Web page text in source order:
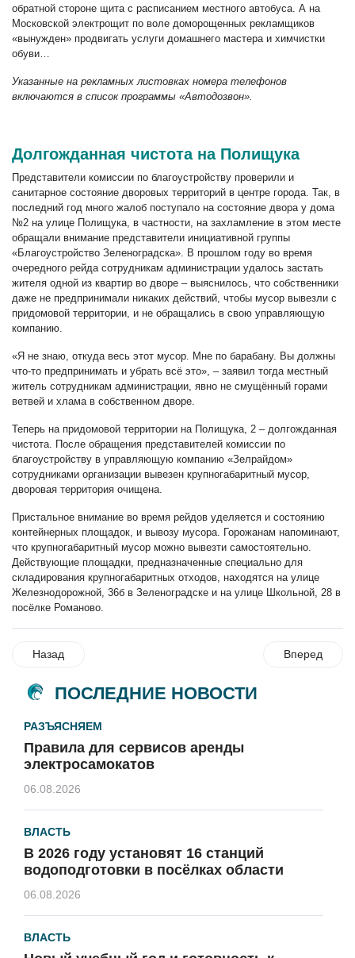
обратной стороне щита с расписанием местного автобуса. А на
Московской электрощит по воле доморощенных рекламщиков
«вынужден» продвигать услуги домашнего мастера и химчистки
обуви…
Указанные на рекламных листовках номера телефонов
включаются в список программы «Автодозвон».
Долгожданная чистота на Полищука
Представители комиссии по благоустройству проверили и
санитарное состояние дворовых территорий в центре города. Так, в
последний год много жалоб поступало на состояние двора у дома
№2 на улице Полищука, в частности, на захламление в этом месте
обращали внимание представители инициативной группы
«Благоустройство Зеленоградска». В прошлом году во время
очередного рейда сотрудникам администрации удалось застать
жителя одной из квартир во дворе – выяснилось, что собственники
даже не предпринимали никаких действий, чтобы мусор вывезли с
придомовой территории, и не обращались в свою управляющую
компанию.
«Я не знаю, откуда весь этот мусор. Мне по барабану. Вы должны
что-то предпринимать и убрать всё это», – заявил тогда местный
житель сотрудникам администрации, явно не смущённый горами
ветвей и хлама в собственном дворе.
Теперь на придомовой территории на Полищука, 2 – долгожданная
чистота. После обращения представителей комиссии по
благоустройству в управляющую компанию «Зелрайдом»
сотрудниками организации вывезен крупногабаритный мусор,
дворовая территория очищена.
Пристальное внимание во время рейдов уделяется и состоянию
контейнерных площадок, и вывозу мусора. Горожанам напоминают,
что крупногабаритный мусор можно вывезти самостоятельно.
Действующие площадки, предназначенные специально для
складирования крупногабаритных отходов, находятся на улице
Железнодорожной, 36б в Зеленоградске и на улице Школьной, 28 в
посёлке Романово.
Назад Вперед
ПОСЛЕДНИЕ НОВОСТИ
РАЗЪЯСНЯЕМ
Правила для сервисов аренды
электросамокатов
06.08.2026
ВЛАСТЬ
В 2026 году установят 16 станций
водоподготовки в посёлках области
06.08.2026
ВЛАСТЬ